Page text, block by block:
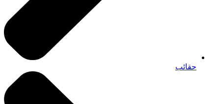
حقائب